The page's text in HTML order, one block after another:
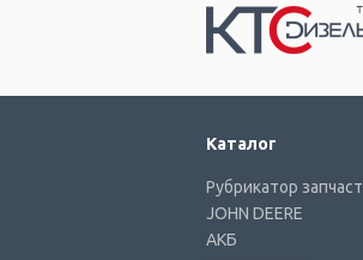
Каталог
Рубрикатор
JOHN DEERE
АКБ